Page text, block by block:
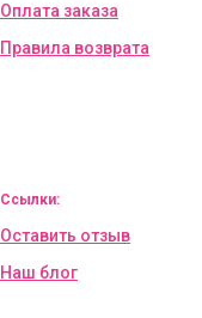
Оплата заказа
Правила возврата
Ссылки:
Оставить отзыв
Наш блог